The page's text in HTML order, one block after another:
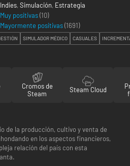
Indies, Simulación, Estrategia
Muy positivas(10)
Mayormente positivas(1691)
SIMULADOR MÉDICO CASUALES
Cromos de
Steam
Steam Cloud
de la producción, cultivo y venta de
en los aspectos financieros,
relación del país con esta